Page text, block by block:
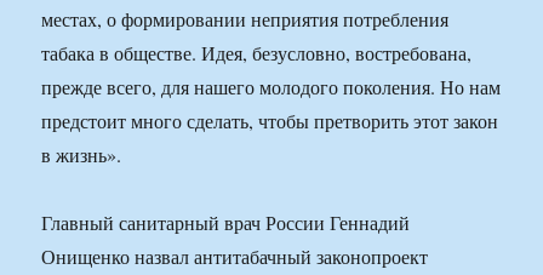
местах, о формировании неприятия потребления
табака в обществе. Идея, безусловно, востребована,
прежде всего, для нашего молодого поколения. Но нам
предстоит много сделать, чтобы претворить этот закон
в жизнь».
Главный санитарный врач России Геннадий
Онищенко назвал антитабачный законопроект